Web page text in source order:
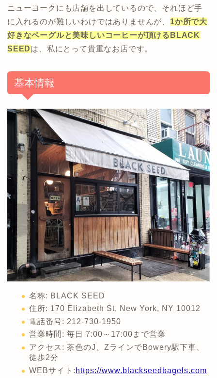
ニューヨークにも店舗を出しているので、それほど手
に入れるのが難しいわけではありませんが、 1か所で大
好きなベーグルと美味しいコーヒーが頂けるBLACK
SEEDは、私にとって貴重なお店です。
基本情報
名称: BLACK SEED
住所: 170 Elizabeth St, New York, NY 10012
電話番号: 212-730-1950
営業時間: 毎日 7:00～17:00まで営業
アクセス: 茶色のJ、ZラインでBowery駅下車、
徒歩2分
WEBサイト: https://www.blackseedbagels.com